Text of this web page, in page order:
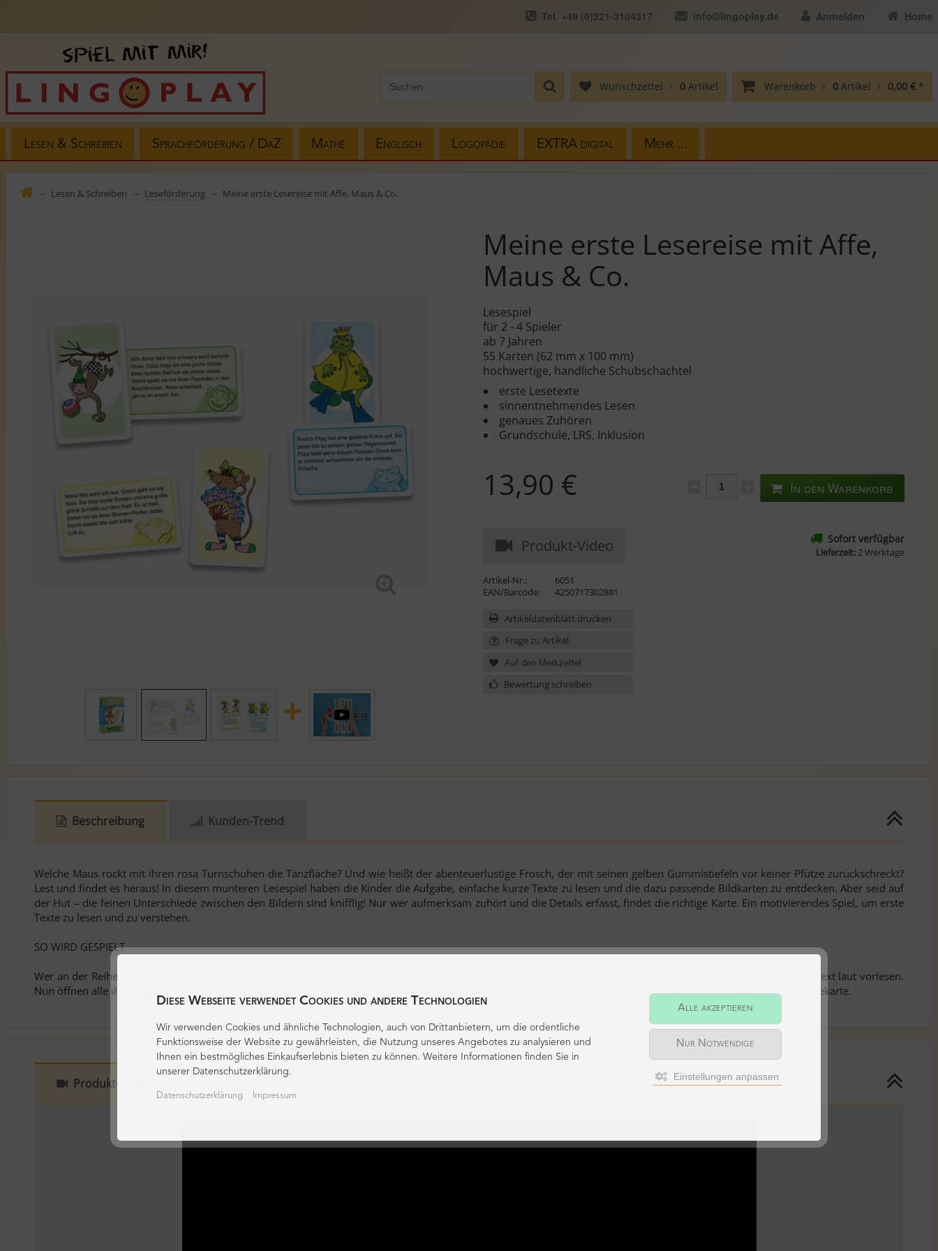
Tel. +49 (0)221-3104317 info lingoplay.de Anmelden Home
Warenkorb 0 Artikel 0,00 € *
Wunschzettel 0 Artikel
Lesen & Schreiben Sprachförderung / DaZ Mathe Englisch Logopädie EXTRA digital Mehr ...
⤍ Lesen & Schreiben ⤍ Leseförderung ⤍ Meine erste Lesereise mit Affe, Maus & Co.
Meine erste Lesereise mit Affe,
Maus & Co.
Lesespiel
für 2 - 4 Spieler
ab 7 Jahren
55 Karten (62 mm x 100 mm)
hochwertige, handliche Schubschachtel
erste Lesetexte
sinnentnehmendes Lesen
genaues Zuhören
Grundschule, LRS, Inklusion
13,90 € In den Warenkorb
Sofort verfügbar
Lieferzeit: 2 Werktage
Produkt-Video
Artikel-Nr.:
6051
EAN/Barcode:
4250717302881
Artikeldatenblatt drucken
Frage zu Artikel
Bewertung schreiben
Beschreibung Kunden-Trend
Welche Maus rockt mit ihren rosa Turnschuhen die Tanzfläche? Und wie heißt der abenteuerlustige Frosch, der mit seinen gelben Gummistiefeln vor keiner Pfütze zurückschreckt?
Lest und findet es heraus! In diesem munteren Lesespiel haben die Kinder die Aufgabe, einfache kurze Texte zu lesen und die dazu passende Bildkarten zu entdecken. Aber seid auf
der Hut – die feinen Unterschiede zwischen den Bildern sind knifflig! Nur wer aufmerksam zuhört und die Details erfasst, findet die richtige Karte. Ein motivierendes Spiel, um erste
Texte zu lesen und zu verstehen.
SO WIRD GESPIELT
Wer an der Reihe ist, zieht eine Lesekarte vom Stapel. Der Text auf der Karte beschreibt genau eine der Bildkarten. Alle anderen schließen ihre Augen. Dann den Text laut vorlesen.
Nun öffnen alle ihre Augen und versuchen möglichst schnell, die zum Text passende Abbildung zu finden. Wer zuerst auf die passende Bildkarte zeigt, erhält die Lesekarte.
Produkt-Video
Diese Webseite verwendet Cookies und andere Technologien
Wir verwenden Cookies und ähnliche Technologien, auch von Drittanbietern, um die ordentliche
Funktionsweise der Website zu gewährleisten, die Nutzung unseres Angebotes zu analysieren und
Ihnen ein bestmögliches Einkaufserlebnis bieten zu können. Weitere Informationen finden Sie in
unserer Datenschutzerklärung.
Alle akzeptieren
Nur Notwendige
Einstellungen anpassen
Datenschutzerklärung Impressum